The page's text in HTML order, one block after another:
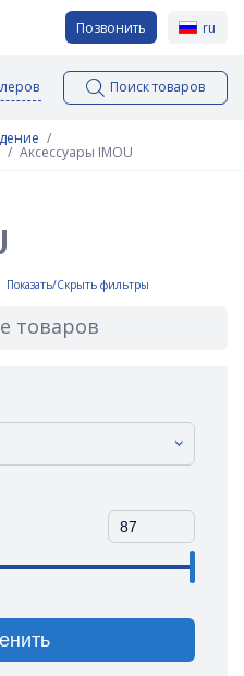
Позвонить ru
Поиск товаров
Аксессуары IMOU
Показать/Скрыть фильтры
товаров